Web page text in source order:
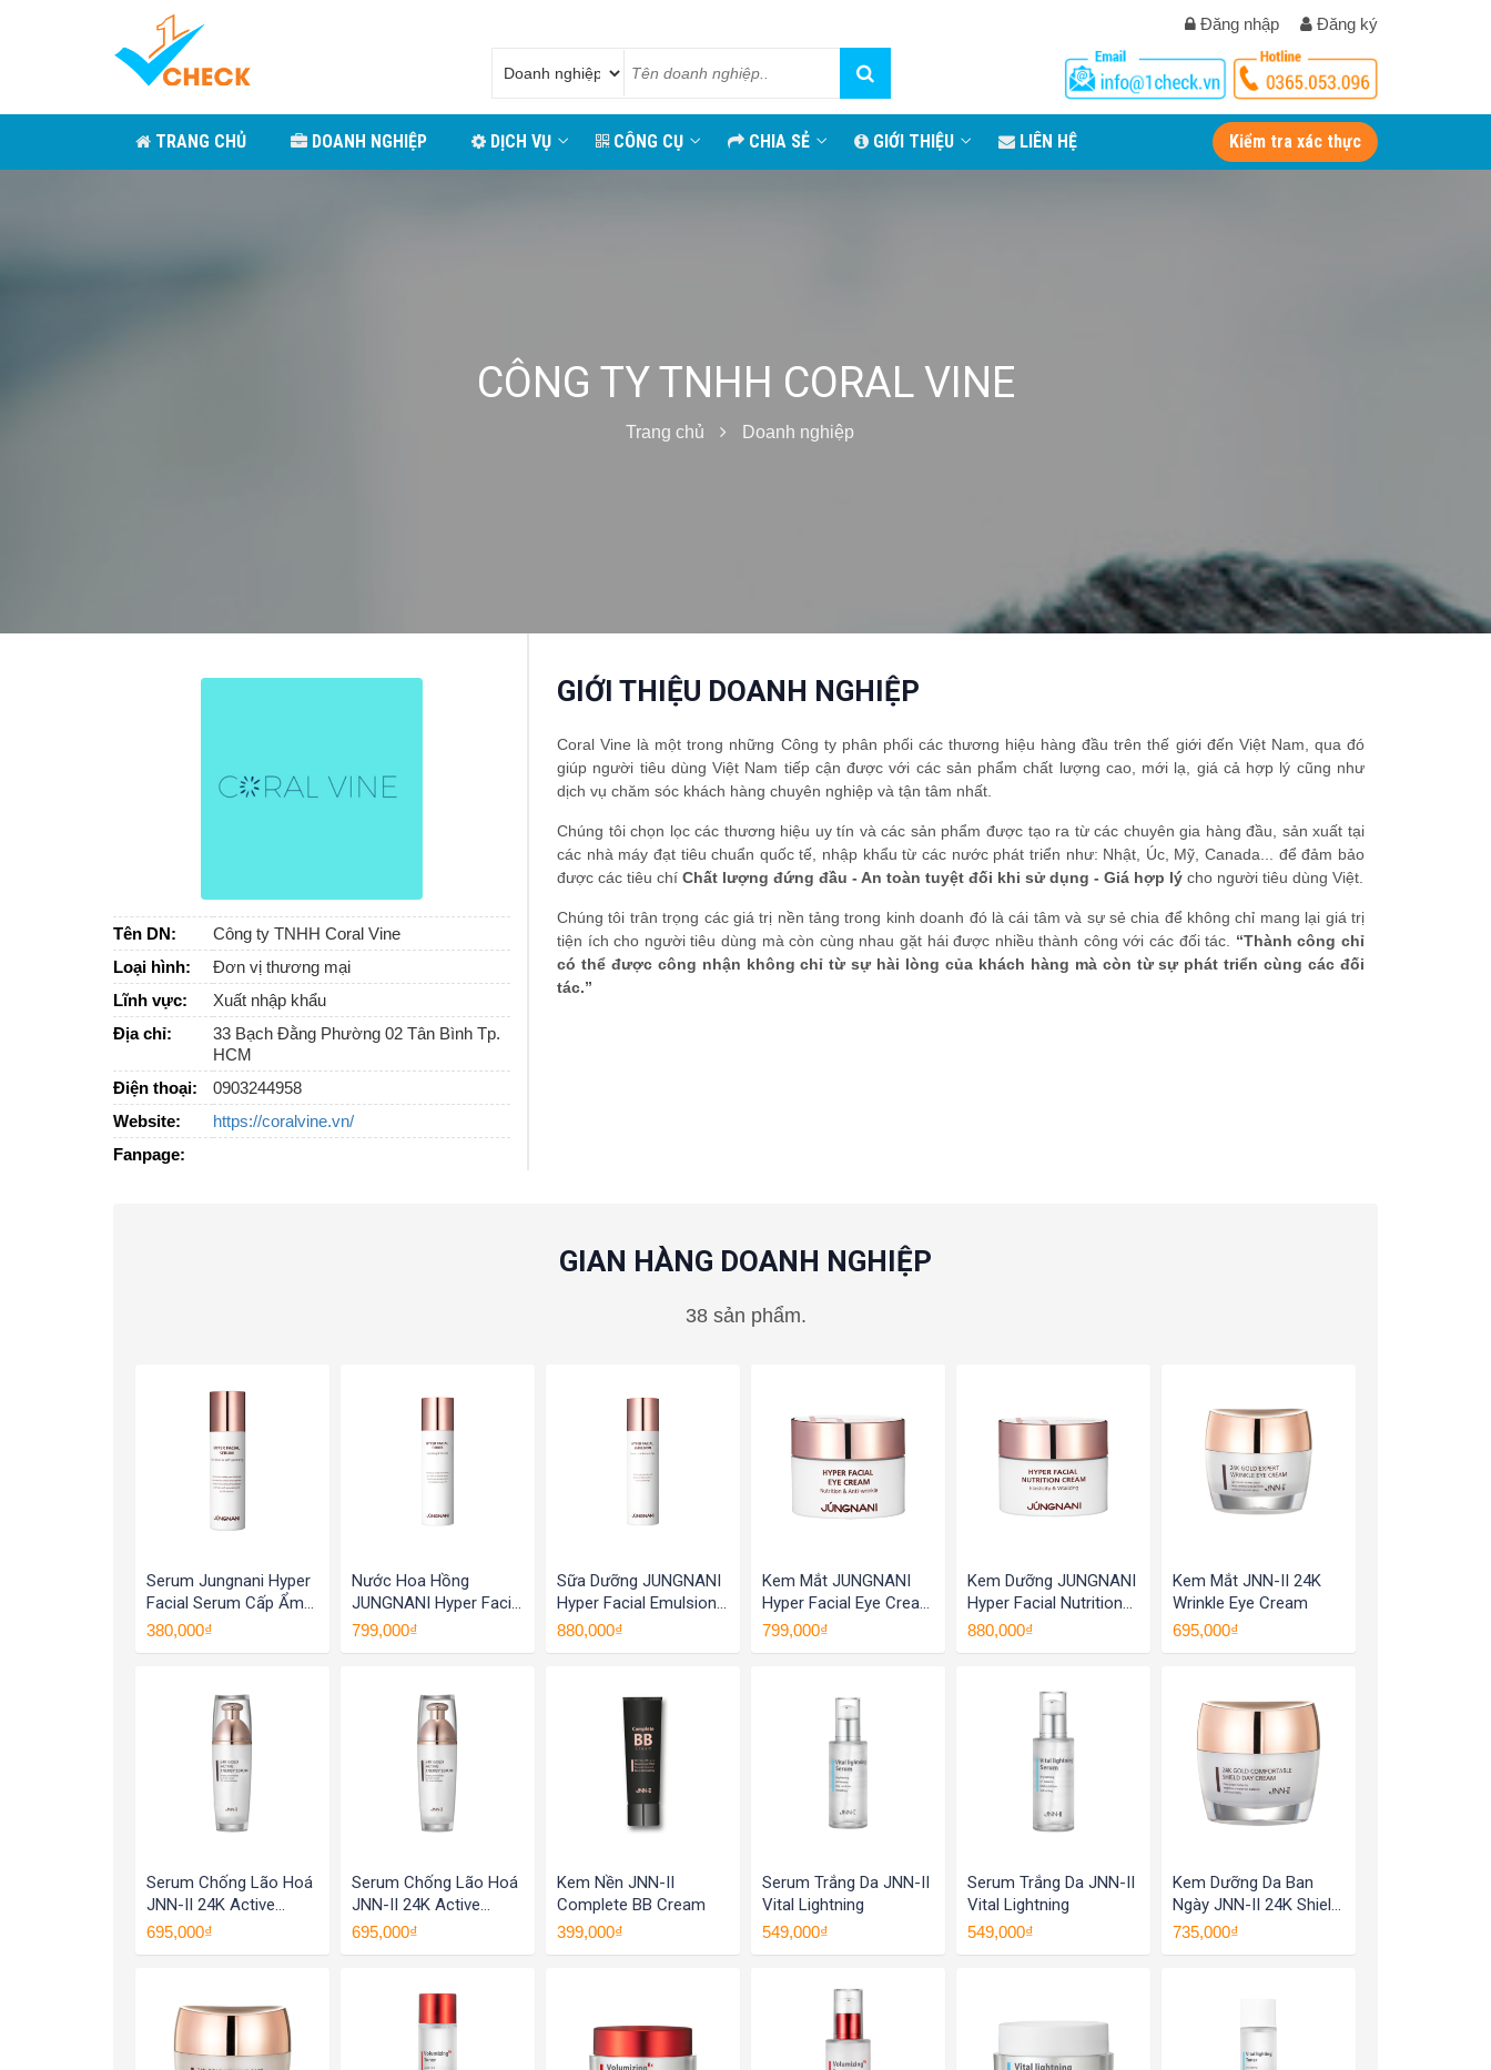
Đăng nhập Đăng ký
TRANG CHỦ DOANH NGHIỆP DỊCH VỤ CÔNG CỤ CHIA SẺ GIỚI THIỆU LIÊN HỆ Kiểm tra xác thực
CÔNG TY TNHH CORAL VINE
Trang chủ Doanh nghiệp
Tên DN:
Công ty TNHH Coral Vine
Loại hình:
Đơn vị thương mại
Lĩnh vực:
Xuất nhập khẩu
Địa chỉ:
33 Bạch Đằng Phường 02 Tân Bình Tp.
HCM
Điện thoại:
0903244958
Website:
https://coralvine.vn/
Fanpage:
GIỚI THIỆU DOANH NGHIỆP
Coral Vine là một trong những Công ty phân phối các thương hiệu hàng đầu trên thế giới đến Việt Nam, qua đó
giúp người tiêu dùng Việt Nam tiếp cận được với các sản phẩm chất lượng cao, mới lạ, giá cả hợp lý cũng như
dịch vụ chăm sóc khách hàng chuyên nghiệp và tận tâm nhất.
Chúng tôi chọn lọc các thương hiệu uy tín và các sản phẩm được tạo ra từ các chuyên gia hàng đầu, sản xuất tại
các nhà máy đạt tiêu chuẩn quốc tế, nhập khẩu từ các nước phát triển như: Nhật, Úc, Mỹ, Canada... để đảm bảo
được các tiêu chí Chất lượng đứng đầu - An toàn tuyệt đối khi sử dụng - Giá hợp lý cho người tiêu dùng Việt.
Chúng tôi trân trọng các giá trị nền tảng trong kinh doanh đó là cái tâm và sự sẻ chia để không chỉ mang lại giá trị
tiện ích cho người tiêu dùng mà còn cùng nhau gặt hái được nhiều thành công với các đối tác. “Thành công chỉ
có thể được công nhận không chỉ từ sự hài lòng của khách hàng mà còn từ sự phát triển cùng các đối
tác.”
GIAN HÀNG DOANH NGHIỆP
38 sản phẩm.
Serum Jungnani Hyper
Facial Serum Cấp Ẩm
Phục Hồi Da Trắng Da
380,000₫
Nước Hoa Hồng
JUNGNANI Hyper Facial
Toner Dưỡng Ẩm Trắng
799,000₫
Sữa Dưỡng JUNGNANI
Hyper Facial Emulsion
Dưỡng Ẩm Phục Hồi Da
Quốc 120ML
880,000₫
Kem Mắt JUNGNANI
Hyper Facial Eye Cream
Dưỡng Mắt Giảm Thâm
799,000₫
Kem Dưỡng JUNGNANI
Hyper Facial Nutrition
Cream
880,000₫
Kem Mắt JNN-II 24K
Wrinkle Eye Cream
695,000₫
Serum Chống Lão Hoá
JNN-II 24K Active
Serum
695,000₫
Serum Chống Lão Hoá
JNN-II 24K Active
Serum
695,000₫
Kem Nền JNN-II
Complete BB Cream
399,000₫
Serum Trắng Da JNN-II
Vital Lightning
549,000₫
Serum Trắng Da JNN-II
Vital Lightning
549,000₫
Kem Dưỡng Da Ban
Ngày JNN-II 24K Shield
Day Cream
735,000₫